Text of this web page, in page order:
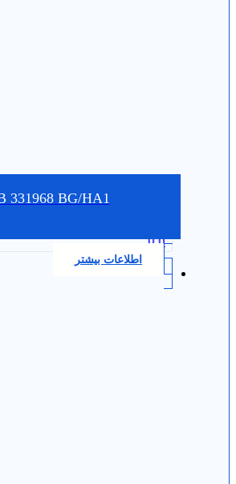
331968 BG/HA1
0.0
اطلاعات بیشتر